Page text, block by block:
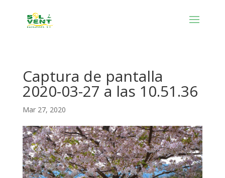
Captura de pantalla
2020-03-27 a las 10.51.36
Mar 27, 2020